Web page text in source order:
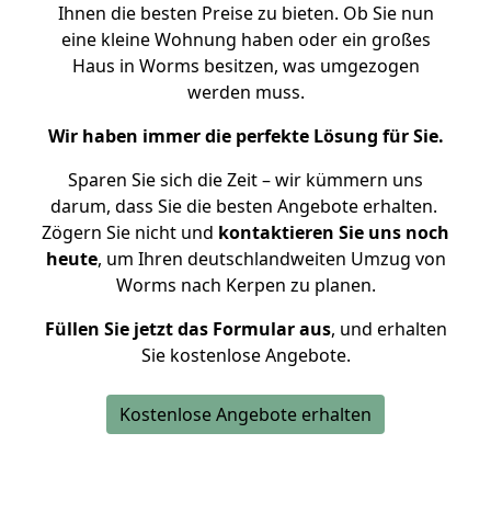
Ihnen die besten Preise zu bieten. Ob Sie nun
eine kleine Wohnung haben oder ein großes
Haus in Worms besitzen, was umgezogen
werden muss.
Wir haben immer die perfekte Lösung für Sie.
Sparen Sie sich die Zeit – wir kümmern uns
darum, dass Sie die besten Angebote erhalten.
Zögern Sie nicht und kontaktieren Sie uns noch
heute, um Ihren deutschlandweiten Umzug von
Worms nach Kerpen zu planen.
Füllen Sie jetzt das Formular aus, und erhalten
Sie kostenlose Angebote.
Kostenlose Angebote erhalten